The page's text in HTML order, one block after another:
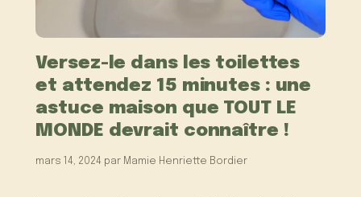
Versez-le dans les toilettes
et attendez 15 minutes : une
astuce maison que TOUT LE
MONDE devrait connaître !
mars 14, 2024 par Mamie Henriette Bordier